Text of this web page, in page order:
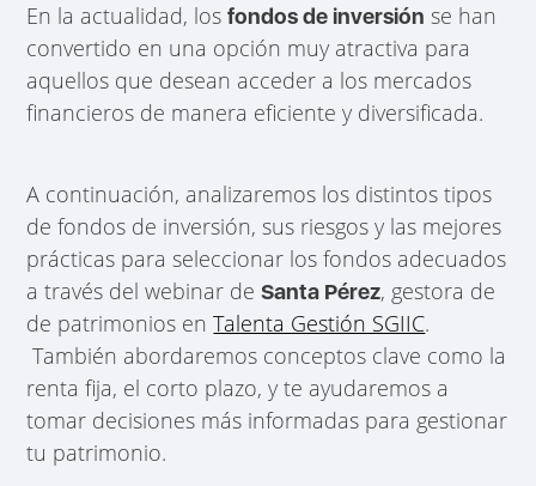
En la actualidad, losfondos de inversión se han
convertido en una opción muy atractiva para
aquellos que desean acceder a los mercados
financieros de manera eficiente y diversificada.
A continuación, analizaremos los distintos tipos
de fondos de inversión, sus riesgos y las mejores
prácticas para seleccionar los fondos adecuados
a través del webinar deSanta Pérez, gestora de
de patrimonios enTalenta Gestión SGIIC.
También abordaremos conceptos clave como la
renta fija, el corto plazo, y te ayudaremos a
tomar decisiones más informadas para gestionar
tu patrimonio.